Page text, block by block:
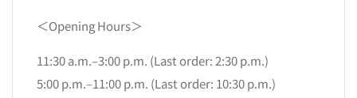
＜Opening Hours＞
11:30 a.m.–3:00 p.m. (Last order: 2:30 p.m.)
5:00 p.m.–11:00 p.m. (Last order: 10:30 p.m.)